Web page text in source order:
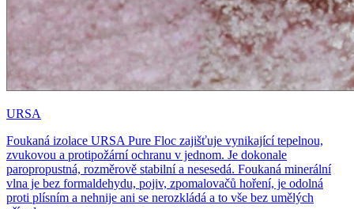
URSA
Foukaná izolace URSA Pure Floc zajišťuje vynikající tepelnou,
zvukovou a protipožární ochranu v jednom. Je dokonale
paropropustná, rozměrově stabilní a nesesedá. Foukaná minerální
vlna je bez formaldehydu, pojiv, zpomalovačů hoření, je odolná
proti plísním a nehnije ani se nerozkládá a to vše bez umělých